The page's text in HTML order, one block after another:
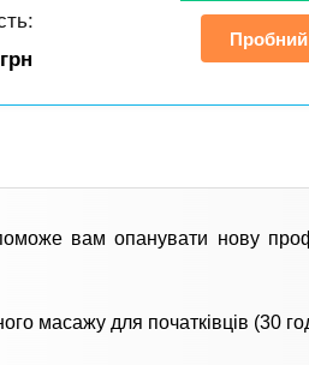
грн
вам опанувати нову
масажу для початківців (30